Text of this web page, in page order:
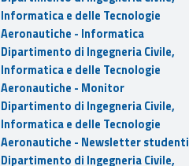
Informatica e delle Tecnologie
Aeronautiche - Informatica
Dipartimento di Ingegneria Civile,
Informatica e delle Tecnologie
Aeronautiche - Monitor
Dipartimento di Ingegneria Civile,
Informatica e delle Tecnologie
Aeronautiche - Newsletter studenti
Dipartimento di Ingegneria Civile,